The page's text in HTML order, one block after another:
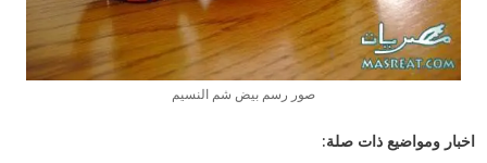
صور رسم بيض شم النسيم
اخبار ومواضيع ذات صلة: